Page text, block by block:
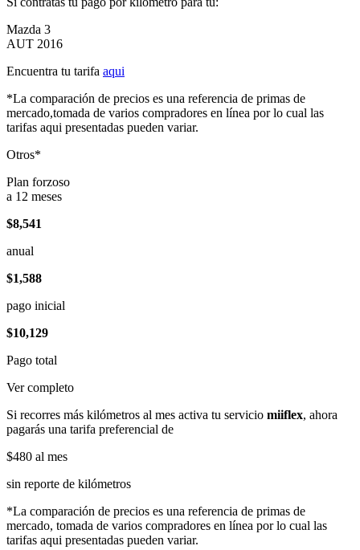
Mazda 3
AUT 2016
Encuentra tu tarifa aqui
*La comparación de precios es una referencia de primas de
mercado,tomada de varios compradores en línea por lo cual las
tarifas aqui presentadas pueden variar.
Otros*
Plan forzoso
a 12 meses
$8,541
anual
$1,588
pago inicial
$10,129
Pago total
Ver completo
Si recorres más kilómetros al mes activa tu servicio miiflex, ahora
pagarás una tarifa preferencial de
$480 al mes
sin reporte de kilómetros
*La comparación de precios es una referencia de primas de
mercado, tomada de varios compradores en línea por lo cual las
tarifas aqui presentadas pueden variar.